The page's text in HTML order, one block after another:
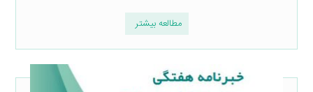
مطالعه بیشتر